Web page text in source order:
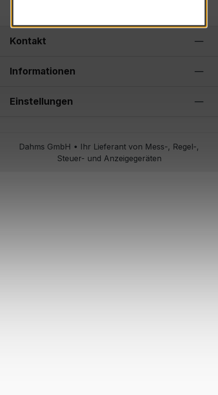
Kontakt
Informationen
Einstellungen
Dahms GmbH • Ihr Lieferant von Mess-, Regel-,
Steuer- und Anzeigegeräten